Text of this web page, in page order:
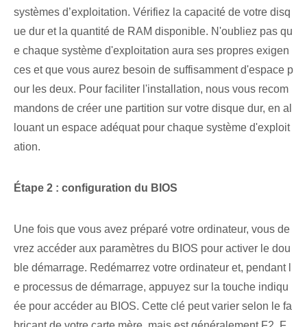
systèmes d’exploitation. Vérifiez la capacité de votre disq
ue dur et la quantité de RAM disponible. N'oubliez pas qu
e chaque système d'exploitation aura ses propres exigen
ces et que vous aurez besoin de suffisamment d'espace p
our les deux. Pour faciliter l'installation, nous vous recom
mandons de créer une partition sur votre disque dur, en al
louant un espace adéquat pour chaque système d'exploit
ation.
Étape 2 : configuration du BIOS
Une fois que vous avez préparé votre ordinateur, vous de
vrez accéder aux paramètres du BIOS pour activer le dou
ble démarrage. Redémarrez votre ordinateur et, pendant l
e processus de démarrage, appuyez sur la touche indiqu
ée pour accéder au BIOS. Cette clé⁣ peut varier selon le fa